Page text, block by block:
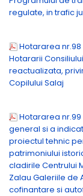
regulate, in trafic
Hotararea
Hotararii
reactualizata,
Copilului Salaj
Hotararea
general si a
proiectul tehnic
patrimoniului
cladirile Centrului
Zalau Galeriile de
cofinantare si